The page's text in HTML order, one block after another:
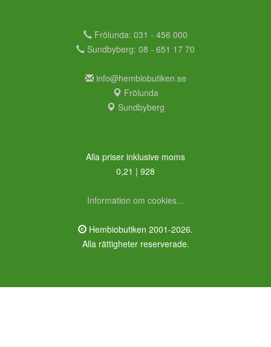
Frölunda: 031 - 456 000
Sundbyberg: 08 - 651 17 70
info@hembiobutiken.se
Frölunda
Sundbyberg
Alla priser inklusive moms
0,21 | 928
Information om cookies...
Hembiobutiken 2001-2026.
Alla rättigheter reserverade.